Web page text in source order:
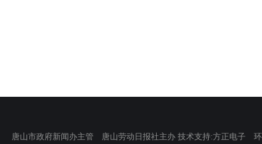
唐山市政府新闻办主管 唐山劳动日报社主办 技术支持:方正电子